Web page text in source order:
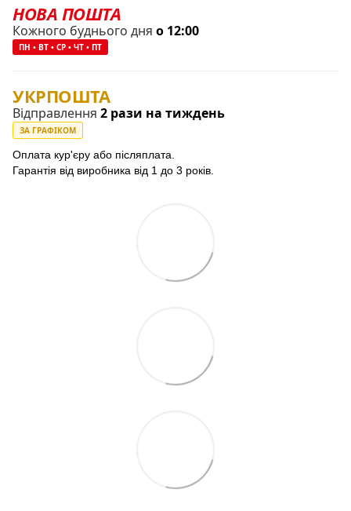
НОВА ПОШТА
Кожного буднього дня о 12:00
ПН • ВТ • СР • ЧТ • ПТ
УКРПОШТА
Відправлення 2 рази на тиждень
ЗА ГРАФІКОМ
Оплата кур'єру або післяплата.
Гарантія від виробника від 1 до 3 років.